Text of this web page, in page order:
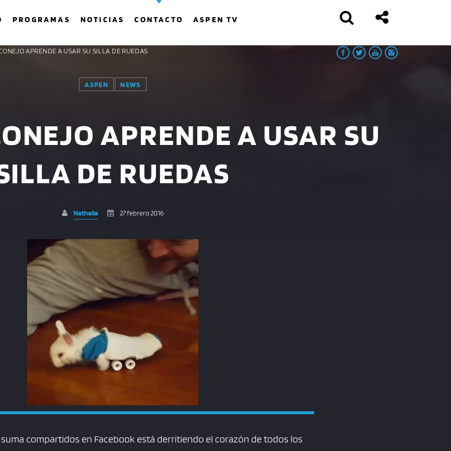
PROGRAMAS NOTICIAS CONTACTO ASPEN TV
APRENDE A USAR SU SILLA DE RUEDAS
ASPEN NEWS
APRENDE A USAR SU
DE RUEDAS
Nathalia 27 febrero 2016
compartidos en Facebook está derritiendo el corazón de todos los